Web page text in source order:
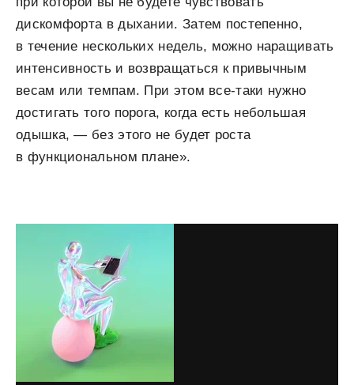
дискомфорта в дыхании. Затем постепенно,
в течение нескольких недель, можно наращивать
интенсивность и возвращаться к привычным
весам или темпам. При этом все-таки нужно
достигать того порога, когда есть небольшая
одышка, — без этого не будет роста
в функциональном плане».